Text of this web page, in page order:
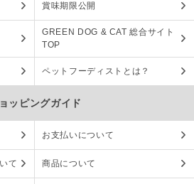
賞味期限公開
GREEN DOG & CAT 総合サイト
TOP
ペットフーディストとは？
ッピングガイド
お支払いについて
て 商品について